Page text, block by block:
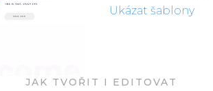
Ukázat šablony
JAK TVOŘIT I EDITOVAT